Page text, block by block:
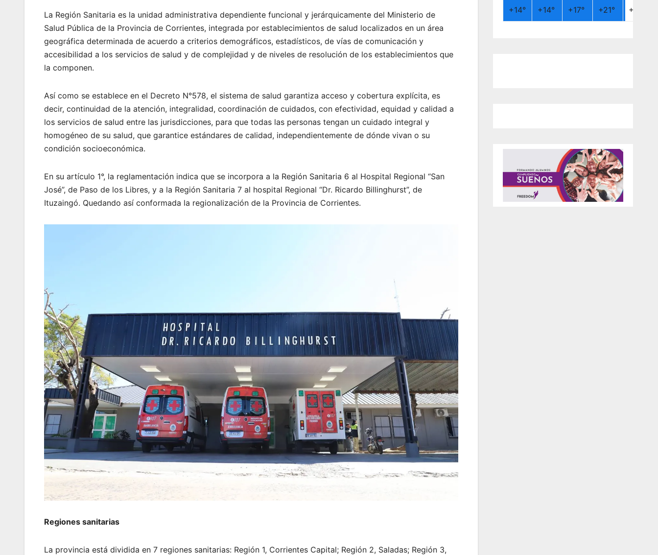
La Región Sanitaria es la unidad administrativa dependiente funcional y jerárquicamente del Ministerio de
Salud Pública de la Provincia de Corrientes, integrada por establecimientos de salud localizados en un área
geográfica determinada de acuerdo a criterios demográficos, estadísticos, de vías de comunicación y
accesibilidad a los servicios de salud y de complejidad y de niveles de resolución de los establecimientos que
la componen.
Así como se establece en el Decreto N°578, el sistema de salud garantiza acceso y cobertura explícita, es
decir, continuidad de la atención, integralidad, coordinación de cuidados, con efectividad, equidad y calidad a
los servicios de salud entre las jurisdicciones, para que todas las personas tengan un cuidado integral y
homogéneo de su salud, que garantice estándares de calidad, independientemente de dónde vivan o su
condición socioeconómica.
En su artículo 1°, la reglamentación indica que se incorpora a la Región Sanitaria 6 al Hospital Regional “San
José”, de Paso de los Libres, y a la Región Sanitaria 7 al hospital Regional “Dr. Ricardo Billinghurst”, de
Ituzaingó. Quedando así conformada la regionalización de la Provincia de Corrientes.
Regiones sanitarias
La provincia está dividida en 7 regiones sanitarias: Región 1, Corrientes Capital; Región 2, Saladas; Región 3,
+14° +14° +17° +21° +